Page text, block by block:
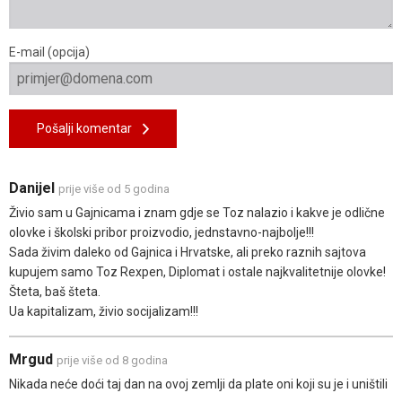
E-mail (opcija)
Pošalji komentar
Danijel prije više od 5 godina
Živio sam u Gajnicama i znam gdje se Toz nalazio i kakve je odlične
olovke i školski pribor proizvodio, jednstavno-najbolje!!!
Sada živim daleko od Gajnica i Hrvatske, ali preko raznih sajtova
kupujem samo Toz Rexpen, Diplomat i ostale najkvalitetnije olovke!
Šteta, baš šteta.
Ua kapitalizam, živio socijalizam!!!
Mrgud prije više od 8 godina
Nikada neće doći taj dan na ovoj zemlji da plate oni koji su je i uništili